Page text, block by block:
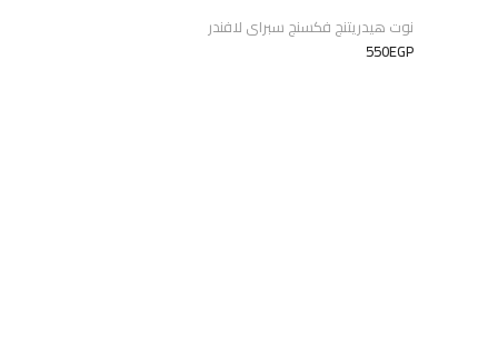
نوت هيدريتنج فكسنج سبراى لافندر
550EGP